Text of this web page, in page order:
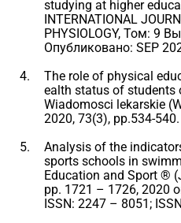
studying at higher
INTERNATIONAL
PHYSIOLOGY, Том: 9
Опубликовано: SEP
The role of physical
ealth status of students
Wiadomosci lekarskie
2020, 73(3), pp.534-540.
Analysis of the
sports schools in
Education and Sport ®
pp. 1721 – 1726, 2020
ISSN: 2247 – 8051;